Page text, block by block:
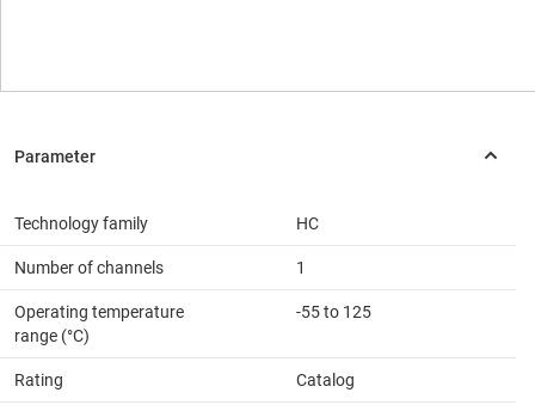
Technology family HC
Number of channels 1
Operating temperature
range (°C)
-55 to 125
Rating Catalog